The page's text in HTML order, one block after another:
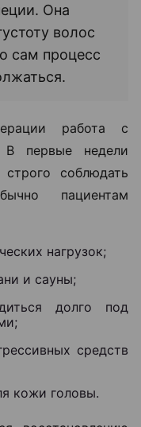
Она
волос
сам процесс
работа с
В первые недели
соблюдать
пациентам
нагрузок;
и сауны;
долго под
средств
кожи головы.